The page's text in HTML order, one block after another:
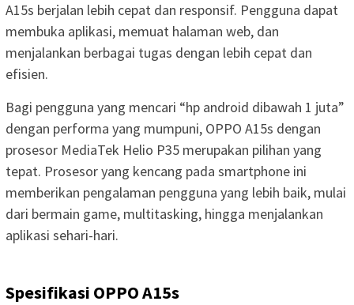
A15s berjalan lebih cepat dan responsif. Pengguna dapat
membuka aplikasi, memuat halaman web, dan
menjalankan berbagai tugas dengan lebih cepat dan
efisien.
Bagi pengguna yang mencari “hp android dibawah 1 juta”
dengan performa yang mumpuni, OPPO A15s dengan
prosesor MediaTek Helio P35 merupakan pilihan yang
tepat. Prosesor yang kencang pada smartphone ini
memberikan pengalaman pengguna yang lebih baik, mulai
dari bermain game, multitasking, hingga menjalankan
aplikasi sehari-hari.
Spesifikasi OPPO A15s